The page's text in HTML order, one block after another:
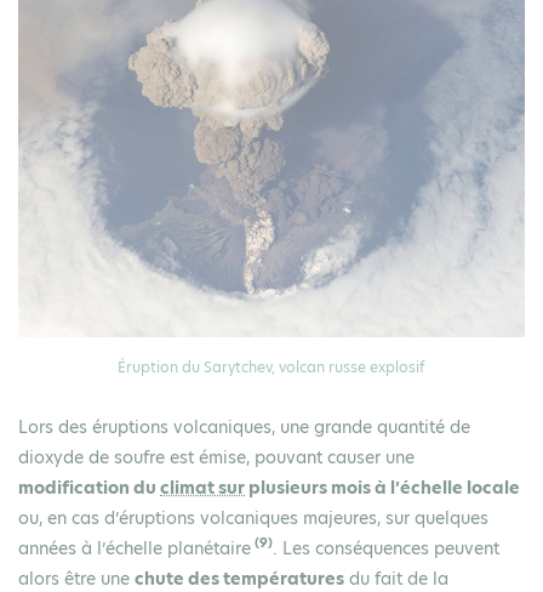
Éruption du Sarytchev, volcan russe explosif
Lors des éruptions volcaniques, une grande quantité de
dioxyde de soufre est émise, pouvant causer une
modification du climat sur plusieurs mois à l’échelle locale
ou, en cas d’éruptions volcaniques majeures, sur quelques
années à l’échelle planétaire (9). Les conséquences peuvent
alors être une chute des températures du fait de la